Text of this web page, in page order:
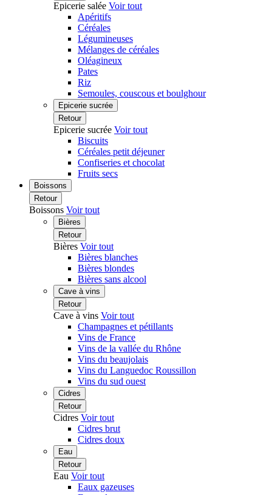
Epicerie salée Voir tout
Apéritifs
Céréales
Légumineuses
Mélanges de céréales
Oléagineux
Pates
Riz
Semoules, couscous et boulghour
Epicerie sucrée
Retour
Epicerie sucrée Voir tout
Biscuits
Céréales petit déjeuner
Confiseries et chocolat
Fruits secs
Boissons
Retour
Boissons Voir tout
Bières
Retour
Bières Voir tout
Bières blanches
Bières blondes
Bières sans alcool
Cave à vins
Retour
Cave à vins Voir tout
Champagnes et pétillants
Vins de France
Vins de la vallée du Rhône
Vins du beaujolais
Vins du Languedoc Roussillon
Vins du sud ouest
Cidres
Retour
Cidres Voir tout
Cidres brut
Cidres doux
Eau
Retour
Eau Voir tout
Eaux gazeuses